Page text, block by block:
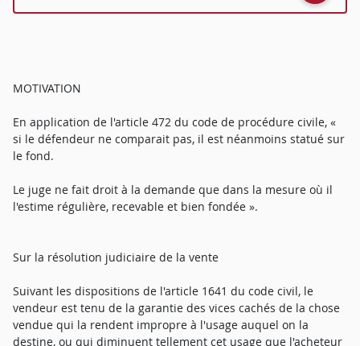
MOTIVATION
En application de l'article 472 du code de procédure civile, «
si le défendeur ne comparait pas, il est néanmoins statué sur
le fond.
Le juge ne fait droit à la demande que dans la mesure où il
l'estime régulière, recevable et bien fondée ».
Sur la résolution judiciaire de la vente
Suivant les dispositions de l'article 1641 du code civil, le
vendeur est tenu de la garantie des vices cachés de la chose
vendue qui la rendent impropre à l'usage auquel on la
destine, ou qui diminuent tellement cet usage que l'acheteur